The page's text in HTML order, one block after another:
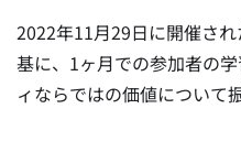
2022年11月29日に開催さ
基に、1ヶ月での参加者の
ィならではの価値について